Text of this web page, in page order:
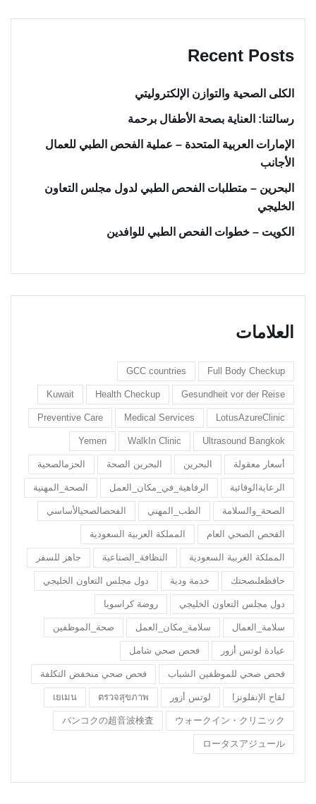
Recent Posts
الكلى الصحية والتوازن الإلكتروليتي
رسالتنا: العناية بصحة الأطفال برحمة
الإمارات العربية المتحدة – عملية الفحص الطبي للعمال
الأجانب
البحرين – متطلبات الفحص الطبي لدول مجلس التعاون
الخليجي
الكويت – خطوات الفحص الطبي للوافدين
العلامات
Full Body Checkup
GCC countries
Gesundheit vor der Reise
Health Checkup
Kuwait
LotusAzureClinic
Medical Services
Preventive Care
Ultrasound Bangkok
WalkIn Clinic
Yemen
أسعار معقولة البحرين البحرين الصحة الحزمالصحية
الرعايةالوقائية الرفاهية_في_مكان_العمل الصحة_المهنية
الصحة_والسلامة الطب_المهني الفحصالصحيالأساسي
الفحص الصحي العام المملكة العربية السعودية
المملكة العربية السعودية النظافة_الصناعية جاهز للسفر
حافظعلىصحتك خدمة ودية دول مجلس التعاون الخليجي
دول مجلس التعاون الخليجي روضة كراسوبا
سلامة_العمال سلامة_مكان_العمل صحة_الموظفين
عيادة لوتس أزور فحص صحي شامل
فحص صحي للموظفين الشباب فحص صحي منخفض التكلفة
لقاح الإنفلونزا لوتس أزور ตรวจสุขภาพ
เยเมน
ウォークイン・クリニック
バンコクの超音波検査
ロータスアジュール